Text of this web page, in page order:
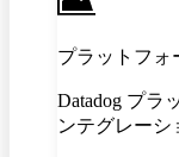
プラットフォ
Datadog プラ
ンテグレーシ